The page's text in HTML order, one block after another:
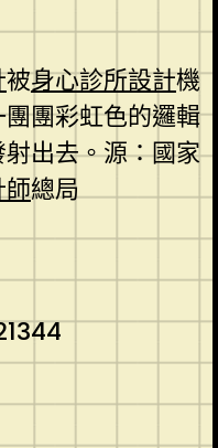
被身心診所設計機
團彩虹色的邏輯
出去。源：國家
師總局